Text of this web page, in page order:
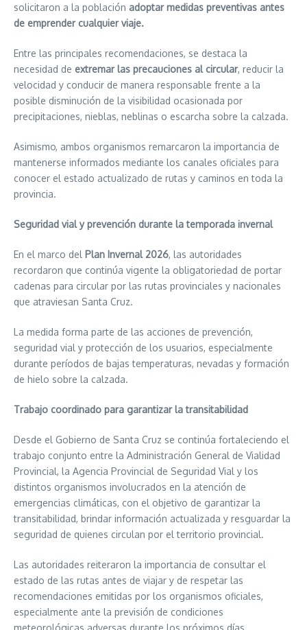
solicitaron a la población adoptar medidas preventivas antes
de emprender cualquier viaje.
Entre las principales recomendaciones, se destaca la
necesidad de extremar las precauciones al circular, reducir la
velocidad y conducir de manera responsable frente a la
posible disminución de la visibilidad ocasionada por
precipitaciones, nieblas, neblinas o escarcha sobre la calzada.
Asimismo, ambos organismos remarcaron la importancia de
mantenerse informados mediante los canales oficiales para
conocer el estado actualizado de rutas y caminos en toda la
provincia.
Seguridad vial y prevención durante la temporada invernal
En el marco del Plan Invernal 2026, las autoridades
recordaron que continúa vigente la obligatoriedad de portar
cadenas para circular por las rutas provinciales y nacionales
que atraviesan Santa Cruz.
La medida forma parte de las acciones de prevención,
seguridad vial y protección de los usuarios, especialmente
durante períodos de bajas temperaturas, nevadas y formación
de hielo sobre la calzada.
Trabajo coordinado para garantizar la transitabilidad
Desde el Gobierno de Santa Cruz se continúa fortaleciendo el
trabajo conjunto entre la Administración General de Vialidad
Provincial, la Agencia Provincial de Seguridad Vial y los
distintos organismos involucrados en la atención de
emergencias climáticas, con el objetivo de garantizar la
transitabilidad, brindar información actualizada y resguardar la
seguridad de quienes circulan por el territorio provincial.
Las autoridades reiteraron la importancia de consultar el
estado de las rutas antes de viajar y de respetar las
recomendaciones emitidas por los organismos oficiales,
especialmente ante la previsión de condiciones
meteorológicas adversas durante los próximos días.